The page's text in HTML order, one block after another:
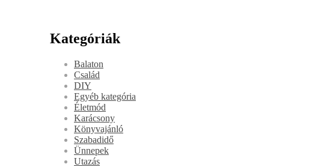
Kategóriák
Balaton
Család
DIY
Egyéb kategória
Életmód
Karácsony
Könyvajánló
Szabadidő
Ünnepek
Utazás